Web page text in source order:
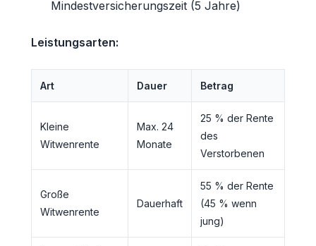
Mindestversicherungszeit (5 Jahre)
Leistungsarten:
Art Dauer Betrag
Kleine
Witwenrente
Max. 24
Monate
25 % der Rente
des
Verstorbenen
Große
Witwenrente
Dauerhaft
55 % der Rente
(45 % wenn
jung)